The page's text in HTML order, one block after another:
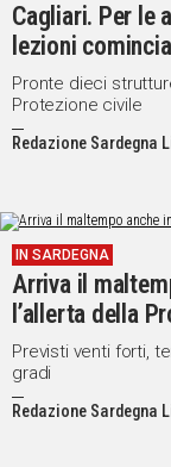
Cagliari. Per le
lezioni
Pronte dieci
Protezione civile
Redazione Sardegna
IN SARDEGNA
Arriva il
l’allerta della
Previsti venti forti,
gradi
Redazione Sardegna